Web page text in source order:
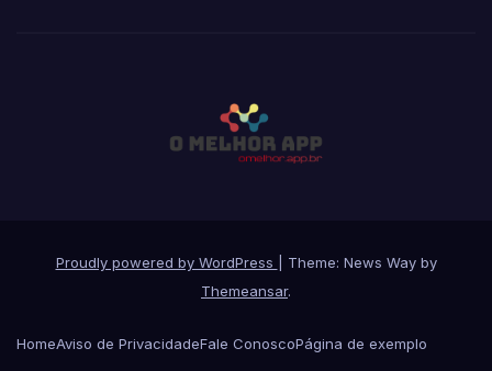
Proudly powered by WordPress
Theme: News Way by
Themeansar.
HomeAviso de PrivacidadeFale ConoscoPágina de exemplo